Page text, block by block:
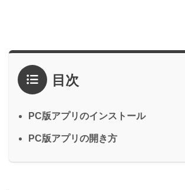
目次
PC版アプリのインストール
PC版アプリの開き方